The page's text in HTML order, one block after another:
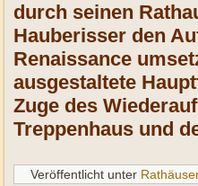
durch seinen
Hauberisser den
Renaissance
ausgestaltete
Zuge des
Treppenhaus und
Veröffentlicht unter